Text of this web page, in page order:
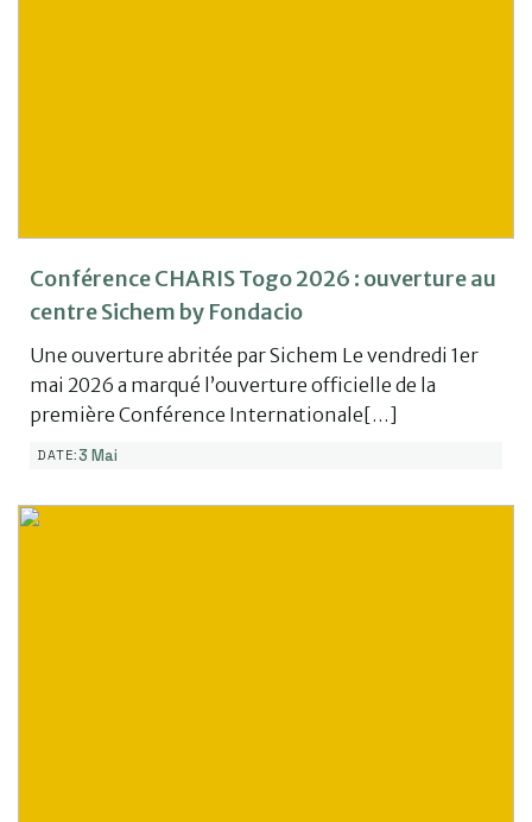
Conférence CHARIS Togo 2026 : ouverture au
centre Sichem by Fondacio
Une ouverture abritée par Sichem Le vendredi 1er
mai 2026 a marqué l’ouverture officielle de la
première Conférence Internationale[…]
DATE:3 Mai